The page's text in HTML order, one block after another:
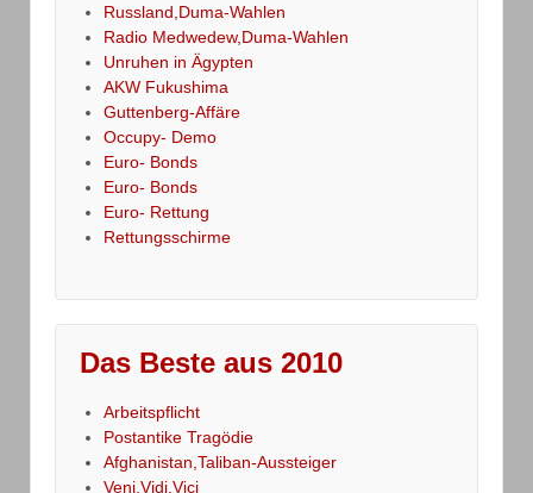
Russland,Duma-Wahlen
Radio Medwedew,Duma-Wahlen
Unruhen in Ägypten
AKW Fukushima
Guttenberg-Affäre
Occupy- Demo
Euro- Bonds
Euro- Bonds
Euro- Rettung
Rettungsschirme
Das Beste aus 2010
Arbeitspflicht
Postantike Tragödie
Afghanistan,Taliban-Aussteiger
Veni,Vidi,Vici